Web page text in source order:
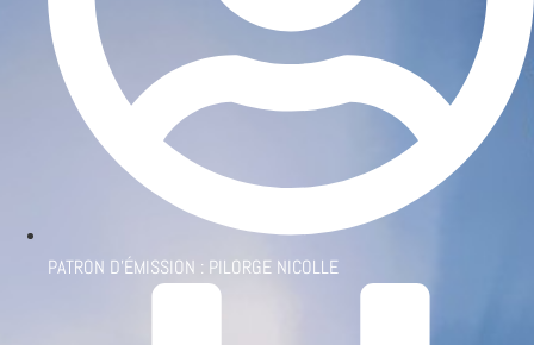
PATRON D'ÉMISSION : PILORGE NICOLLE